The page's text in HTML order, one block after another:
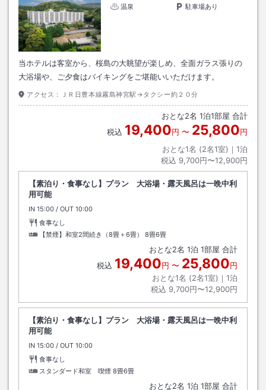
温泉
駐車場あり
当ホテルは客室から、桜島の大眺望が楽しめ、全面ガラス張りの
大浴場や、ご夕食はバイキングをご堪能いいただけます。
アクセス： ＪＲ日豊本線霧島神宮駅→タクシー約２０分
おとな2名 1泊1部屋 合計
税込 19,400円 〜 25,800円
おとな1名 (2名1室)｜ 1泊
税込 9,700円〜12,900円
【素泊り・食事なし】プラン 大浴場・露天風呂は一晩中利
用可能
IN チェックイン
15:00 / OUT チェックアウト
10:00
食事なし
【禁煙】和室2間続き（8畳＋6畳）
8畳6畳
おとな2名 1泊 1部屋 合計
税込 19,400円 〜 25,800円
おとな1名 (2名1室)｜ 1泊
税込 9,700円〜12,900円
【素泊り・食事なし】プラン 大浴場・露天風呂は一晩中利
用可能
IN チェックイン
15:00 / OUT チェックアウト
10:00
食事なし
スタンダード和室 喫煙 8畳6畳
おとな2名 1泊 1部屋 合計